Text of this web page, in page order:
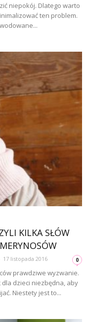
niepokój. Dlatego warto
ten problem.
KILKA SŁÓW
17 listopada 2016 0
prawdziwe wyzwanie.
dzieci niezbędna, aby
Niestety jest to...